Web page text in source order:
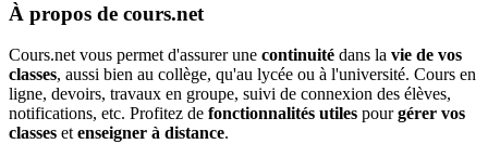
À propos de cours.net
Cours.net vous permet d'assurer une continuité dans la vie de vos
classes, aussi bien au collège, qu'au lycée ou à l'université. Cours en
ligne, devoirs, travaux en groupe, suivi de connexion des élèves,
notifications, etc. Profitez de fonctionnalités utiles pourgérer vos
classes et enseigner à distance.